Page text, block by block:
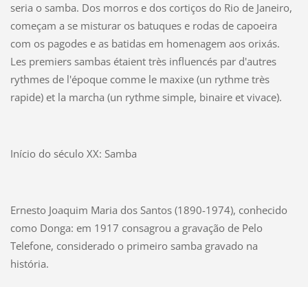
seria o samba. Dos morros e dos cortiços do Rio de Janeiro,
começam a se misturar os batuques e rodas de capoeira
com os pagodes e as batidas em homenagem aos orixás.
Les premiers sambas étaient très influencés par d'autres
rythmes de l'époque comme le maxixe (un rythme très
rapide) et la marcha (un rythme simple, binaire et vivace).
Início do século XX: Samba
Ernesto Joaquim Maria dos Santos (1890-1974), conhecido
como Donga: em 1917 consagrou a gravação de Pelo
Telefone, considerado o primeiro samba gravado na
história.